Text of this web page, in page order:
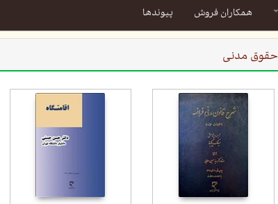
همکاران فروش پیوندها
حقوق مدنی